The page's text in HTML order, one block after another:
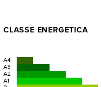
CLASSE ENERGETICA
A4
A3
A2
A1